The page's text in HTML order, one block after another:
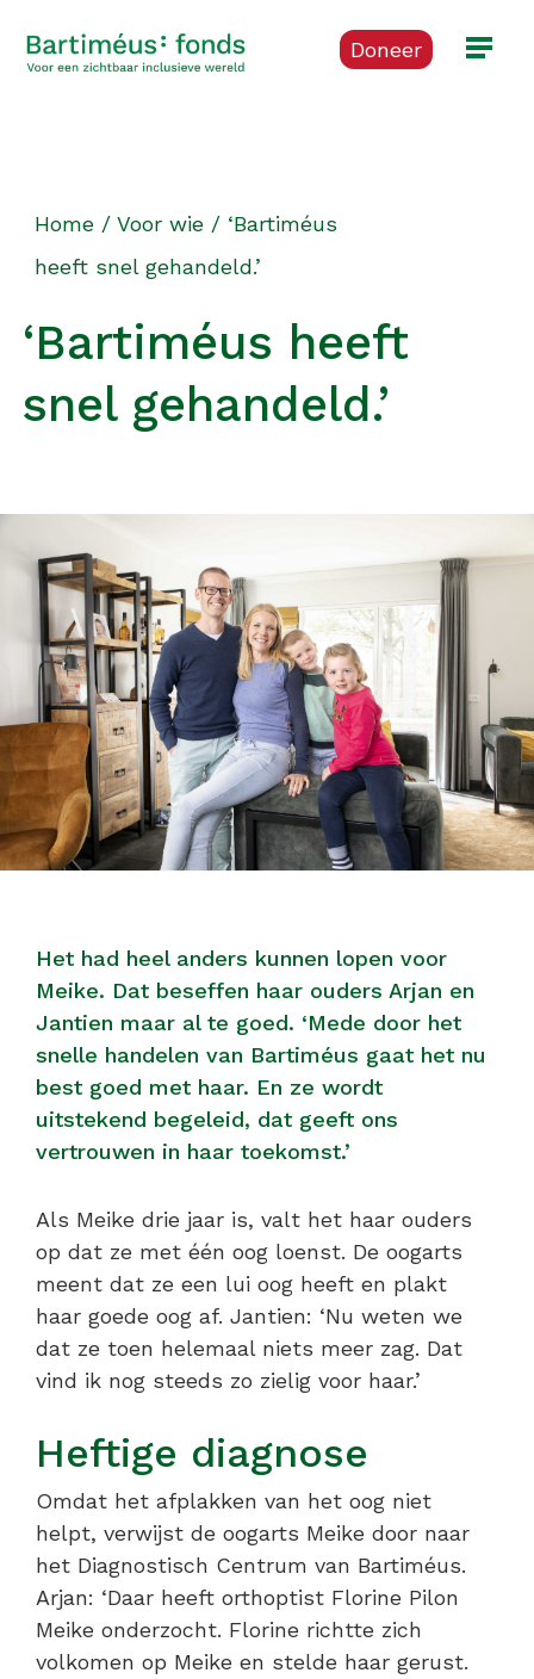
Doneer
Home /Voor wie / ‘Bartiméus
heeft snel gehandeld.’
‘Bartiméus heeft
snel gehandeld.’
Het had heel anders kunnen lopen voor
Meike. Dat beseffen haar ouders Arjan en
Jantien maar al te goed. ‘Mede door het
snelle handelen van Bartiméus gaat het nu
best goed met haar. En ze wordt
uitstekend begeleid, dat geeft ons
vertrouwen in haar toekomst.’
Als Meike drie jaar is, valt het haar ouders
op dat ze met één oog loenst. De oogarts
meent dat ze een lui oog heeft en plakt
haar goede oog af. Jantien: ‘Nu weten we
dat ze toen helemaal niets meer zag. Dat
vind ik nog steeds zo zielig voor haar.’
Heftige diagnose
Omdat het afplakken van het oog niet
helpt, verwijst de oogarts Meike door naar
het Diagnostisch Centrum van Bartiméus.
Arjan: ‘Daar heeft orthoptist Florine Pilon
Meike onderzocht. Florine richtte zich
volkomen op Meike en stelde haar gerust.